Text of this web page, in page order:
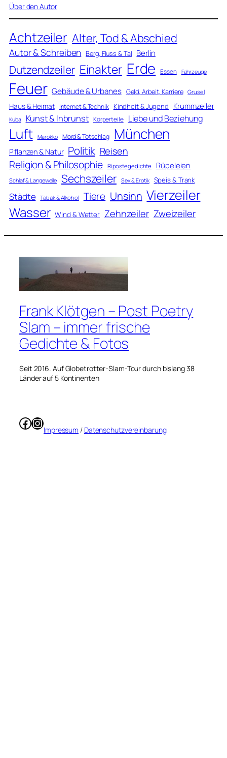
Über den Autor
Achtzeiler Alter, Tod & Abschied
Autor & Schreiben Berg, Fluss & Tal Berlin
Dutzendzeiler Einakter Erde Essen Fahrzeuge
Feuer Gebäude & Urbanes Geld, Arbeit, Karriere Grusel
Haus & Heimat Internet & Technik Kindheit & Jugend Krummzeiler
Kuba Kunst & Inbrunst Körperteile Liebe und Beziehung
Luft Marokko Mord & Totschlag München
Pflanzen & Natur Politik Reisen
Religion & Philosophie Ripostegedichte Rüpeleien
Schlaf & Langeweile Sechszeiler Sex & Erotik Speis & Trank
Städte Tabak & Alkohol Tiere Unsinn Vierzeiler
Wasser Wind & Wetter Zehnzeiler Zweizeiler
Frank Klötgen – Post Poetry
Slam – immer frische
Gedichte & Fotos
Seit 2016. Auf Globetrotter-Slam-Tour durch bislang 38
Länder auf 5 Kontinenten
Facebook
Instagram
Impressum / Datenschutzvereinbarung